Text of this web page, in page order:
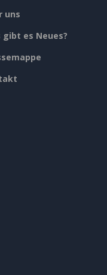
uns
gibt es Neues?